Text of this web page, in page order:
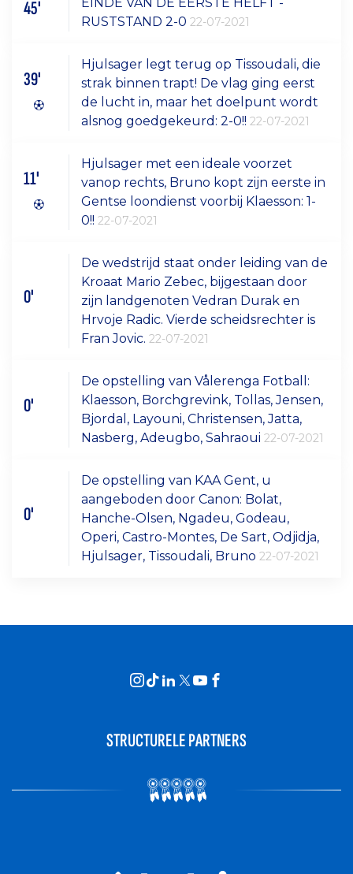
45'
RUSTSTAND 2-022-07-2021
39'
Hjulsager legt terug op Tissoudali, die
strak binnen trapt! De vlag ging eerst
de lucht in, maar het doelpunt wordt
alsnog goedgekeurd: 2-0!!22-07-2021
11'
Hjulsager met een ideale voorzet
vanop rechts, Bruno kopt zijn eerste in
Gentse loondienst voorbij Klaesson: 1-
0!!22-07-2021
0'
De wedstrijd staat onder leiding van de
Kroaat Mario Zebec, bijgestaan door
zijn landgenoten Vedran Durak en
Hrvoje Radic. Vierde scheidsrechter is
Fran Jovic.22-07-2021
0'
De opstelling van Vålerenga Fotball:
Klaesson, Borchgrevink, Tollas, Jensen,
Bjordal, Layouni, Christensen, Jatta,
Nasberg, Adeugbo, Sahraoui22-07-2021
0'
De opstelling van KAA Gent, u
aangeboden door Canon: Bolat,
Hanche-Olsen, Ngadeu, Godeau,
Operi, Castro-Montes, De Sart, Odjidja,
Hjulsager, Tissoudali, Bruno22-07-2021
STRUCTURELE PARTNERS